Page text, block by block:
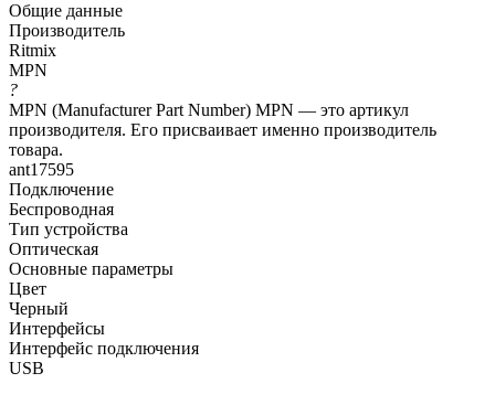
Общие данные
Производитель
Ritmix
MPN
?
MPN (Manufacturer Part Number) MPN — это артикул
производителя. Его присваивает именно производитель
товара.
ant17595
Подключение
Беспроводная
Тип устройства
Оптическая
Основные параметры
Цвет
Черный
Интерфейсы
Интерфейс подключения
USB